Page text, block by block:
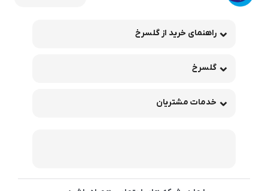
راهنمای خرید از گلسرخ
گلسرخ
خدمات مشتریان